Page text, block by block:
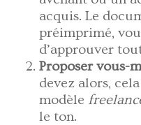
acquis. Le
préimprimé,
d’approuver
Proposer vous-
devez alors,
modèle
le ton.